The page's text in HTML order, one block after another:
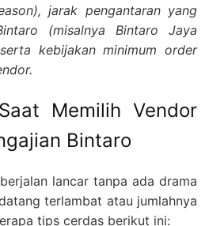
jarak pengantaran yang
(misalnya Bintaro Jaya
kebijakan minimum order
Memilih Vendor
Bintaro
lancar tanpa ada drama
terlambat atau jumlahnya
tips cerdas berikut ini: